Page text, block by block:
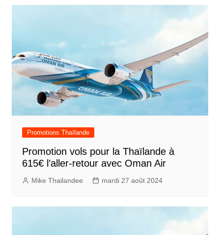
Promotions Thaïlande
Promotion vols pour la Thaïlande à
615€ l’aller-retour avec Oman Air
Mike Thailandee mardi 27 août 2024